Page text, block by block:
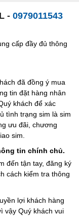
- 0979011543
cấp đầy đủ thông
đã đồng ý mua
tin đặt hàng nhân
khách để xác
tình trạng sim là sim
ưu đãi, chương
sim.
tin chính chủ.
đến tận tay, đăng ký
cách kiểm tra thông
lợi khách hàng
vậy Quý khách vui